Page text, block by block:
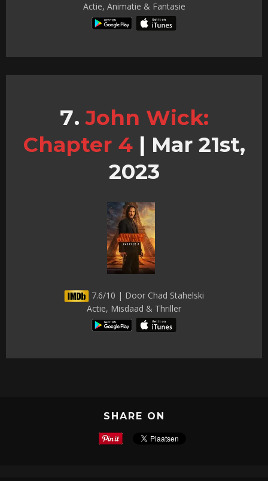
Actie, Animatie & Fantasie
John Wick:
Chapter 4 | Mar 21st,
2023
7.6/10 | Door Chad Stahelski
Actie, Misdaad & Thriller
SHARE ON